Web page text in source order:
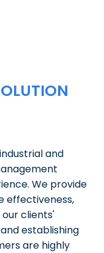
and
We provide
effectiveness,
clients'
establishing
are highly